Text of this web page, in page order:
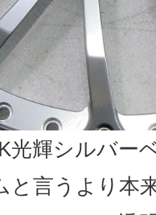
光輝シルバー
と言うより本